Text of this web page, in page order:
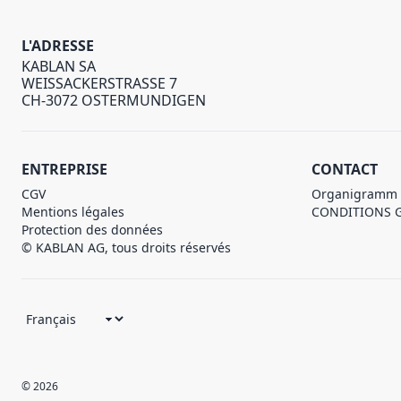
L'ADRESSE
KABLAN SA
WEISSACKERSTRASSE 7
CH-3072 OSTERMUNDIGEN
ENTREPRISE
CGV
Mentions légales
Protection des données
© KABLAN AG, tous droits réservés
CONTACT
Organigramm
CONDITIONS
© 2026